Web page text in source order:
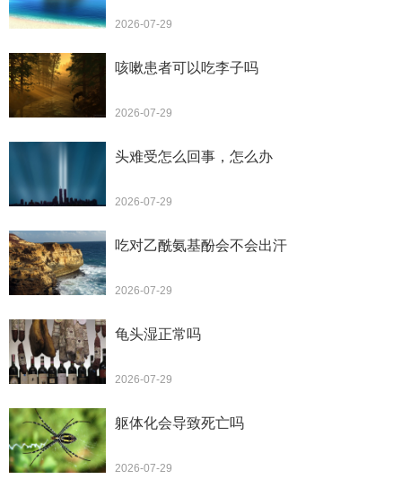
2026-07-29
咳嗽患者可以吃李子吗
2026-07-29
头难受怎么回事，怎么办
2026-07-29
吃对乙酰氨基酚会不会出汗
2026-07-29
龟头湿正常吗
2026-07-29
躯体化会导致死亡吗
2026-07-29